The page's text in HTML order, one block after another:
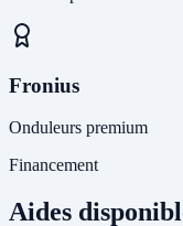
Fronius
Onduleurs premium
Financement
Aides